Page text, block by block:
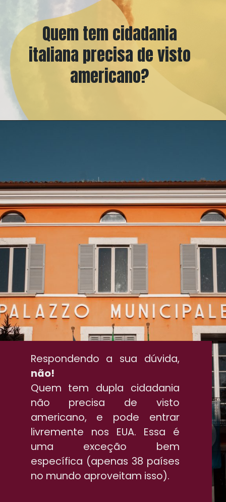
Quem tem cidadania
italiana precisa de visto
americano?
Respondendo a sua dúvida,
não!
Quem tem dupla cidadania
não precisa de visto
americano, e pode entrar
livremente nos EUA. Essa é
uma exceção bem
específica (apenas 38 países
no mundo aproveitam isso).